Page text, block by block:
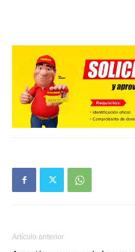
Artículo anterior